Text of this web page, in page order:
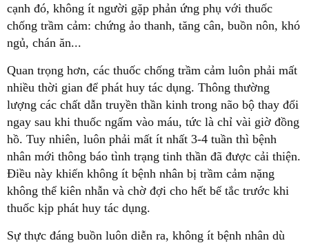
cạnh đó, không ít người gặp phản ứng phụ với thuốc
chống trầm cảm: chứng ảo thanh, tăng cân, buồn nôn, khó
ngủ, chán ăn...
Quan trọng hơn, các thuốc chống trầm cảm luôn phải mất
nhiều thời gian để phát huy tác dụng. Thông thường
lượng các chất dẫn truyền thần kinh trong não bộ thay đổi
ngay sau khi thuốc ngấm vào máu, tức là chỉ vài giờ đồng
hồ. Tuy nhiên, luôn phải mất ít nhất 3-4 tuần thì bệnh
nhân mới thông báo tình trạng tinh thần đã được cải thiện.
Điều này khiến không ít bệnh nhân bị trầm cảm nặng
không thể kiên nhẫn và chờ đợi cho hết bế tắc trước khi
thuốc kịp phát huy tác dụng.
Sự thực đáng buồn luôn diễn ra, không ít bệnh nhân dù